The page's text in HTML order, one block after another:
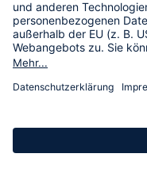
HSE International